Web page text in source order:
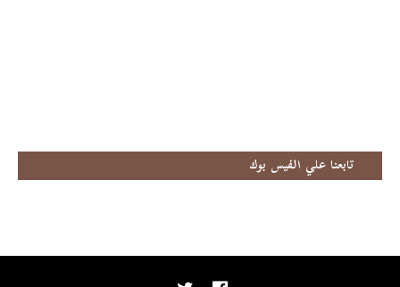
تابعنا علي الفيس بوك